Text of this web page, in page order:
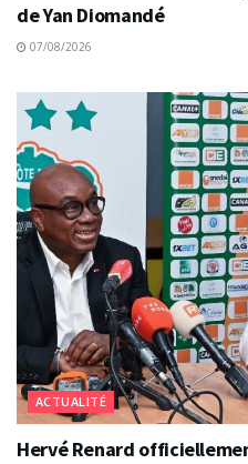
de Yan Diomandé
07/08/2026
ACTUALITÉ
Hervé Renard